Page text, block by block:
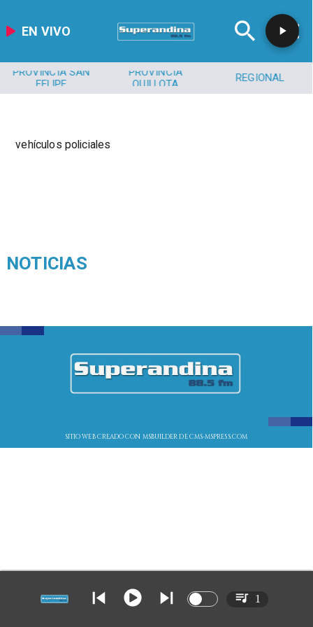
EN VIVO
PROVINCIA SAN
FELIPE
PROVINCIA
QUILLOTA
REGIONAL
vehículos policiales
NOTICIAS
SITIO WEB CREADO CON MSBUILDER DE CMS-MSPRESS.COM
1